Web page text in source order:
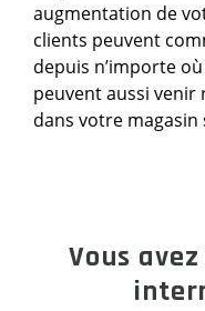
augmentation de
clients peuvent
depuis n’importe
peuvent aussi
dans votre magasin
Vous